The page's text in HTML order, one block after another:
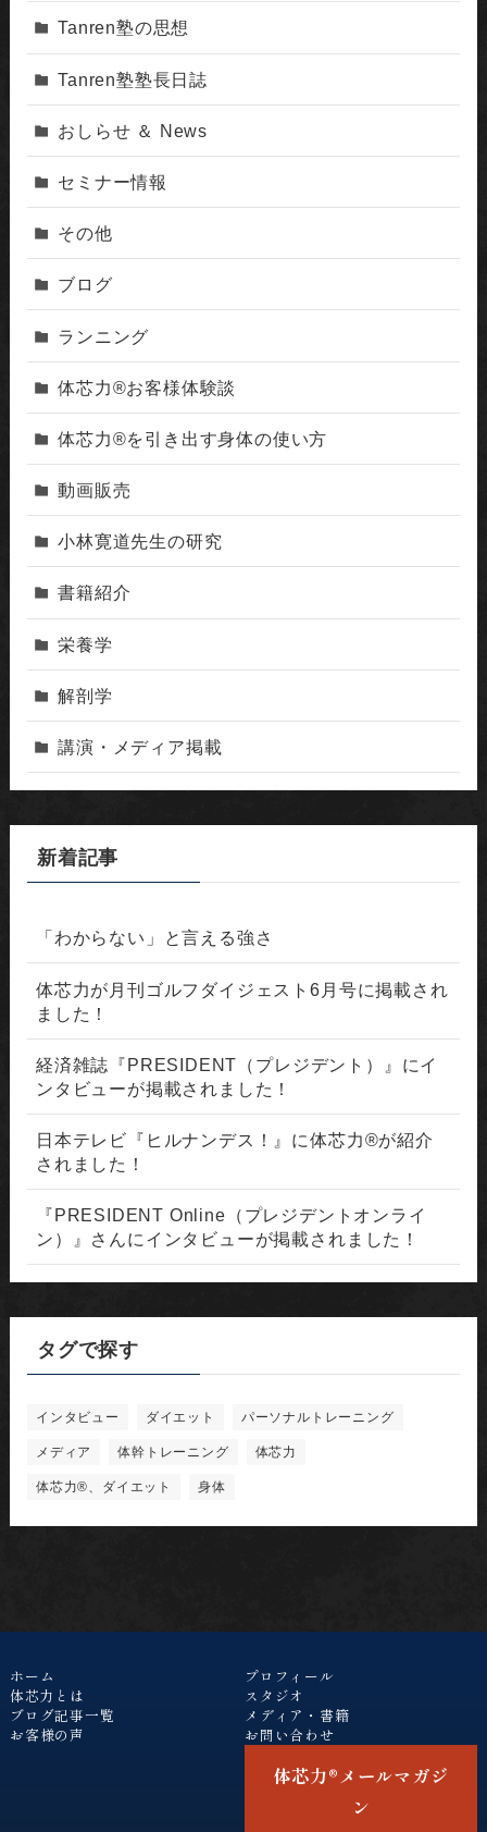
Tanren塾の思想
Tanren塾塾長日誌
おしらせ ＆ News
セミナー情報
その他
ブログ
ランニング
体芯力®︎お客様体験談
体芯力®︎を引き出す身体の使い方
動画販売
小林寛道先生の研究
書籍紹介
栄養学
解剖学
講演・メディア掲載
新着記事
「わからない」と言える強さ
体芯力が月刊ゴルフダイジェスト6月号に掲載され
ました！
経済雑誌『PRESIDENT（プレジデント）』にイ
ンタビューが掲載されました！
日本テレビ『ヒルナンデス！』に体芯力®が紹介
されました！
『PRESIDENT Online（プレジデントオンライ
ン）』さんにインタビューが掲載されました！
タグで探す
インタビュー ダイエット パーソナルトレーニング
メディア 体幹トレーニング 体芯力
体芯力®︎、ダイエット 身体
ホーム
体芯力とは
ブログ記事一覧
お客様の声
プロフィール
スタジオ
メディア・書籍
お問い合わせ
体芯力®︎メールマガジ
ン